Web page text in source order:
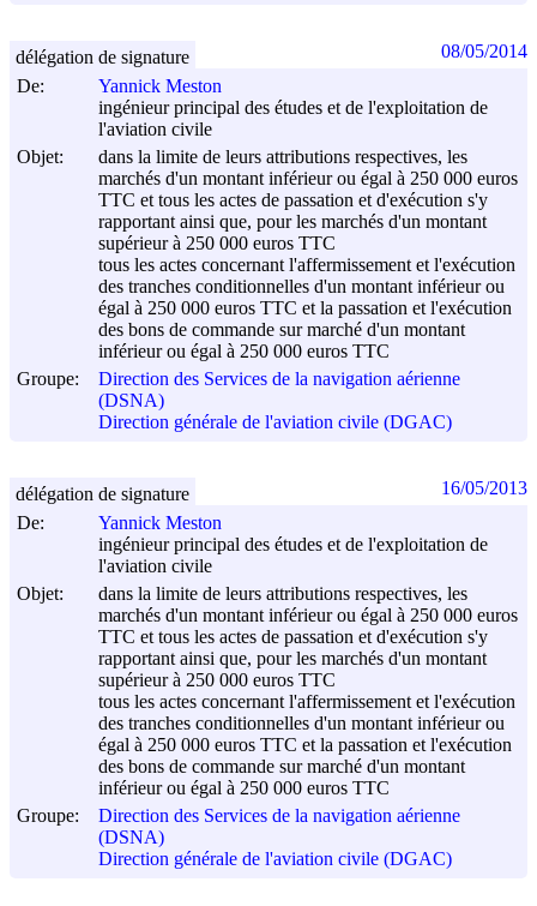
De:
Yannick Meston
ingénieur principal des études et de l'exploitation de
l'aviation civile
Objet:
dans la limite de leurs attributions respectives, les
marchés d'un montant inférieur ou égal à 250 000 euros
TTC et tous les actes de passation et d'exécution s'y
rapportant ainsi que, pour les marchés d'un montant
supérieur à 250 000 euros TTC
tous les actes concernant l'affermissement et l'exécution
des tranches conditionnelles d'un montant inférieur ou
égal à 250 000 euros TTC et la passation et l'exécution
des bons de commande sur marché d'un montant
inférieur ou égal à 250 000 euros TTC
Groupe:
Direction des Services de la navigation aérienne
(DSNA)
Direction générale de l'aviation civile (DGAC)
délégation de signature 08/05/2014
De:
Yannick Meston
ingénieur principal des études et de l'exploitation de
l'aviation civile
Objet:
dans la limite de leurs attributions respectives, les
marchés d'un montant inférieur ou égal à 250 000 euros
TTC et tous les actes de passation et d'exécution s'y
rapportant ainsi que, pour les marchés d'un montant
supérieur à 250 000 euros TTC
tous les actes concernant l'affermissement et l'exécution
des tranches conditionnelles d'un montant inférieur ou
égal à 250 000 euros TTC et la passation et l'exécution
des bons de commande sur marché d'un montant
inférieur ou égal à 250 000 euros TTC
Groupe:
Direction des Services de la navigation aérienne
(DSNA)
Direction générale de l'aviation civile (DGAC)
délégation de signature 16/05/2013